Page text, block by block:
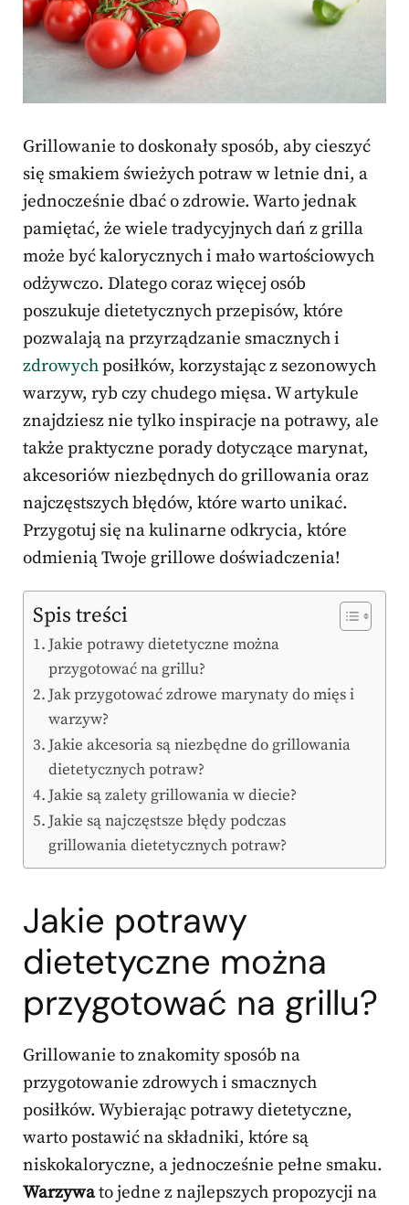
Grillowanie to doskonały sposób, aby cieszyć
się smakiem świeżych potraw w letnie dni, a
jednocześnie dbać o zdrowie. Warto jednak
pamiętać, że wiele tradycyjnych dań z grilla
może być kalorycznych i mało wartościowych
odżywczo. Dlatego coraz więcej osób
poszukuje dietetycznych przepisów, które
pozwalają na przyrządzanie smacznych i
zdrowychposiłków, korzystając z sezonowych
warzyw, ryb czy chudego mięsa. W artykule
znajdziesz nie tylko inspiracje na potrawy, ale
także praktyczne porady dotyczące marynat,
akcesoriów niezbędnych do grillowania oraz
najczęstszych błędów, które warto unikać.
Przygotuj się na kulinarne odkrycia, które
odmienią Twoje grillowe doświadczenia!
Spis treści
Jakie potrawy dietetyczne można
przygotować na grillu?
Jak przygotować zdrowe marynaty do mięs i
warzyw?
Jakie akcesoria są niezbędne do grillowania
dietetycznych potraw?
Jakie są zalety grillowania w diecie?
Jakie są najczęstsze błędy podczas
grillowania dietetycznych potraw?
Jakie potrawy
dietetyczne można
przygotować na grillu?
Grillowanie to znakomity sposób na
przygotowanie zdrowych i smacznych
posiłków. Wybierając potrawy dietetyczne,
warto postawić na składniki, które są
niskokaloryczne, a jednocześnie pełne smaku.
Warzywato jedne z najlepszych propozycji na